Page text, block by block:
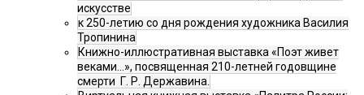
искусстве
к 250-летию со дня рождения художника Василия
Тропинина
Книжно-иллюстративная выставка «Поэт живет
веками…», посвященная 210-летней годовщине
смерти Г. Р. Державина.